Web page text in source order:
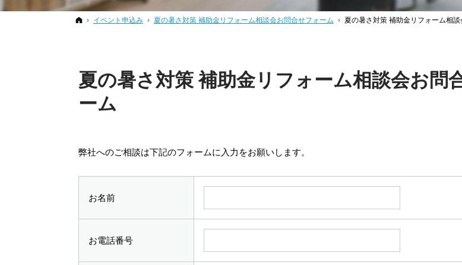
ホーム
イベント申込み 夏の暑さ対策 補助金リフォーム相談会お問合せフォーム 夏の暑さ対策 補助金リフォーム相
夏の暑さ対策 補助金リフォーム相談会お問
ーム
弊社へのご相談は下記のフォームに入力をお願いします。
お名前
お電話番号